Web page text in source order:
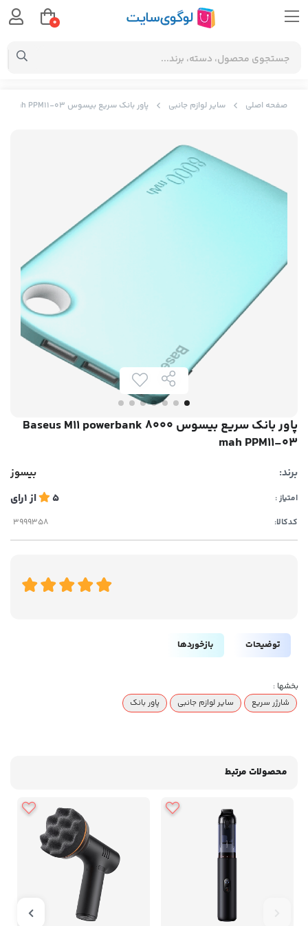
صفحه اصلی سایر لوازم جانبی پاور بانک سریع بیسوس Baseus M11 powerbank 8000 mah PPM11-03
پاور بانک سریع بیسوس Baseus M11 powerbank 8000
mah PPM11-03
برند: بیسوز
امتیاز : 5 از1رای
کدکالا:
توضیحات بازخوردها
بخشها :
شارژر سریع
سایر لوازم جانبی پاور بانک
محصولات مرتبط
0